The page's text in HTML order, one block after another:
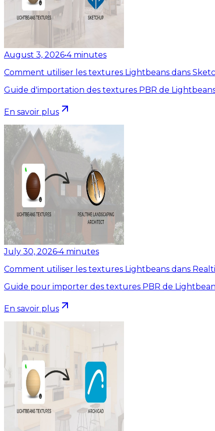
August 3, 2026•4 minutes
Comment utiliser les textures Lightbeans dans
Guide d'importation des textures PBR de
En savoir plus
July 30, 2026•4 minutes
Comment utiliser les textures Lightbeans dans
Guide pour importer des textures PBR de
En savoir plus